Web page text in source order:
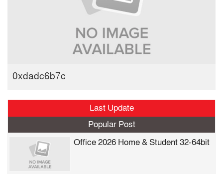
0xdadc6b7c
Last Update
Popular Post
Office 2026 Home & Student 32-64bit